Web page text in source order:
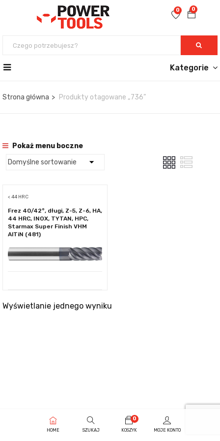
0
0
Kategorie
Strona główna Produkty otagowane „736”
Pokaż menu boczne
< 44 HRC
Frez 40/42°, długi, Z-5, Z-6, HA,
44 HRC, INOX, TYTAN, HPC,
Starmax Super Finish VHM
AlTiN (481)
Wyświetlanie jednego wyniku
HOME SZUKAJ
0
KOSZYK MOJE KONTO